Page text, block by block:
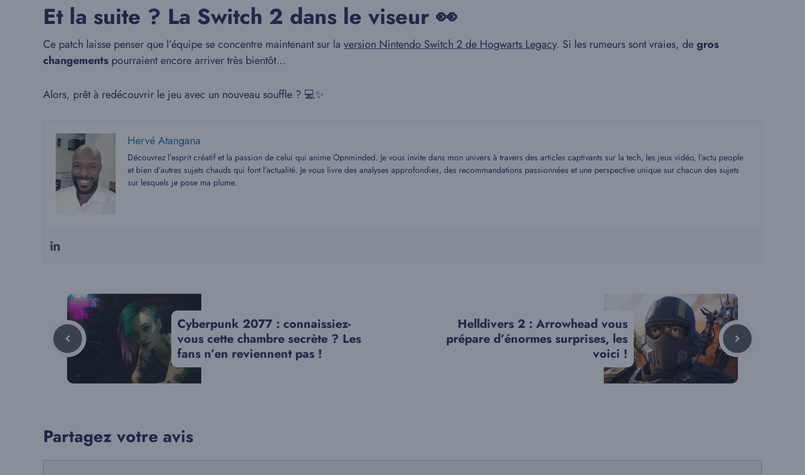
Et la suite ? La Switch 2 dans le viseur 👀
Ce patch laisse penser que l’équipe se concentre maintenant sur la version Nintendo Switch 2 de Hogwarts Legacy. Si les rumeurs sont vraies, degros
changements pourraient encore arriver très bientôt…
Alors, prêt à redécouvrir le jeu avec un nouveau souffle ? 💻✨
Hervé Atangana
Découvrez l’esprit créatif et la passion de celui qui anime Opnminded. Je vous invite dans mon univers à travers des articles captivants sur la tech, les jeux vidéo, l’actu people
et bien d’autres sujets chauds qui font l’actualité. Je vous livre des analyses approfondies, des recommandations passionnées et une perspective unique sur chacun des sujets
sur lesquels je pose ma plume.
Cyberpunk 2077 : connaissiez-
vous cette chambre secrète ? Les
fans n’en reviennent pas !
Helldivers 2 : Arrowhead vous
prépare d’énormes surprises, les
voici !
Partagez votre avis